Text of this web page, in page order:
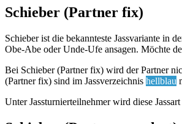
Schieber (Partner fix)
Schieber ist die bekannteste Jassvariante in
Obe-Abe oder Unde-Ufe ansagen. Möchte
Bei Schieber (Partner fix) wird der Partner
(Partner fix) sind im Jassverzeichnis hellblau
Unter Jassturnierteilnehmer wird diese